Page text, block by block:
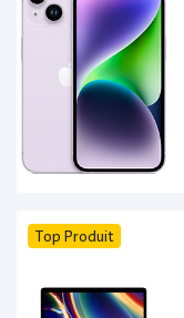
Top Produit